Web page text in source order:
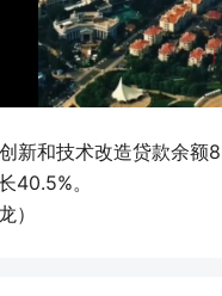
新和技术改造贷款余
40.5%。
）